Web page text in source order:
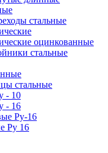
стальные
оцинкованные
стальные
стальные
- 10
- 16
Ру-16
Ру 16